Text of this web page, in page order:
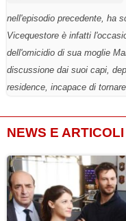
nell'episodio precedente, ha
Vicequestore è infatti
dell'omicidio di sua moglie
discussione dai suoi capi,
residence, incapace di
NEWS E ARTICOLI